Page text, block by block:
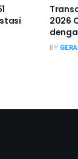
2026
BY